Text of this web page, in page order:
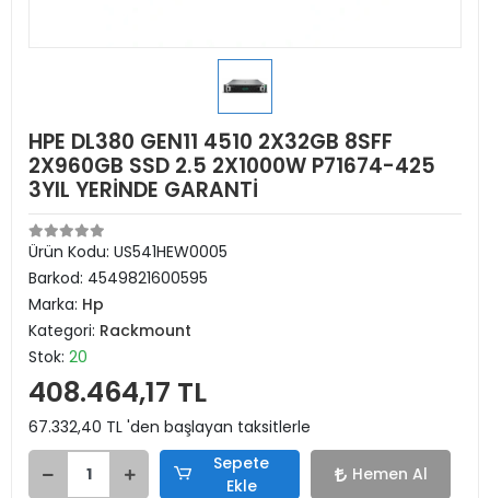
HPE DL380 GEN11 4510 2X32GB 8SFF
2X960GB SSD 2.5 2X1000W P71674-425
3YIL YERİNDE GARANTİ
Ürün Kodu: US541HEW0005
Barkod: 4549821600595
Marka: Hp
Kategori: Rackmount
Stok: 20
408.464,17 TL
67.332,40 TL 'den başlayan taksitlerle
Sepete
Ekle
Hemen Al